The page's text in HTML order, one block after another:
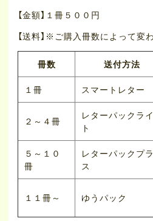
【金額】１冊５００円
【送料】※ご購入冊数によって変
冊数 送付方法
１冊 スマートレター
２～４冊
レターパックライ
ト
５～１０
冊
レターパックプラ
ス
１１冊～ ゆうパック